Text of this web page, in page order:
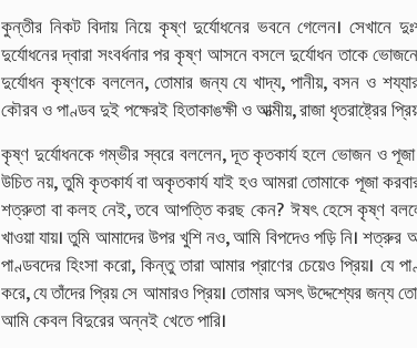
কুন্তীর নিকট বিদায় নিয়ে কৃষ্ণ দুর্যোধনের ভবনে গেলেন। সেখানে
দুর্যোধনের দ্বারা সংবর্ধনার পর কৃষ্ণ আসনে বসলে দুর্যোধন তাকে
দুর্যোধন কৃষ্ণকে বললেন, তোমার জন্য যে খাদ্য, পানীয়, বসন ও
কৌরব ও পাণ্ডব দুই পক্ষেরই হিতাকাঙক্ষী ও আত্মীয়, রাজা ধৃতরাষ্ট্রের
কৃষ্ণ দুর্যোধনকে গম্ভীর স্বরে বললেন, দূত কৃতকার্য হলে ভোজন ও
উচিত নয়, তুমি কৃতকার্য বা অকৃতকার্য যাই হও আমরা তোমাকে পূজা
শত্রুতা বা কলহ নেই, তবে আপত্তি করছ কেন? ঈষৎ হেসে কৃষ্ণ
খাওয়া যায়। তুমি আমাদের উপর খুশি নও, আমি বিপদেও পড়ি নি।
পাণ্ডবদের হিংসা করো, কিন্তু তারা আমার প্রাণের চেয়েও প্রিয়।
করে, যে তাঁদের প্রিয় সে আমারও প্রিয়। তোমার অসৎ উদ্দেশ্যের জন্য
আমি কেবল বিদুরের অন্নই খেতে পারি।